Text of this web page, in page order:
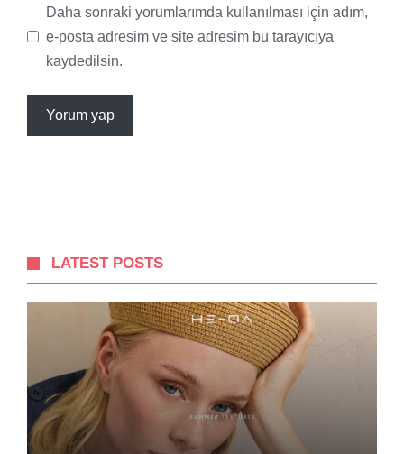
Daha sonraki yorumlarımda kullanılması için adım,
e-posta adresim ve site adresim bu tarayıcıya
kaydedilsin.
LATEST POSTS